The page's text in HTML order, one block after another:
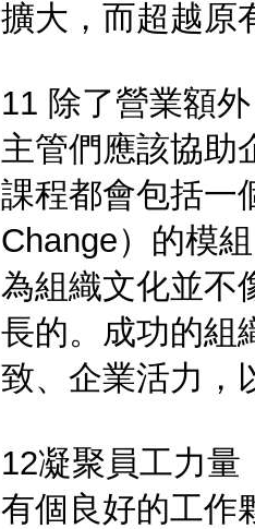
擴大，而超越原
11 除了營業額
主管們應該協助
課程都會包括一
Change）的模
為組織文化並不
長的。成功的組
致、企業活力，
12凝聚員工力量
有個良好的工作